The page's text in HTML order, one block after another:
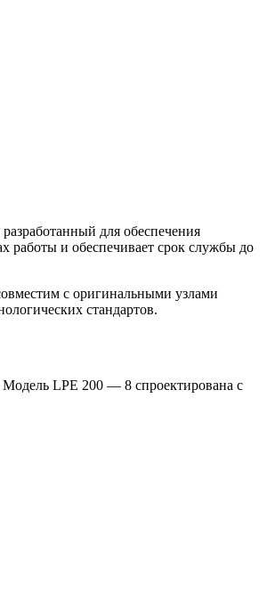
для обеспечения
работы и обеспечивает срок службы до
с оригинальными узлами
стандартов.
LPE 200 — 8 спроектирована с